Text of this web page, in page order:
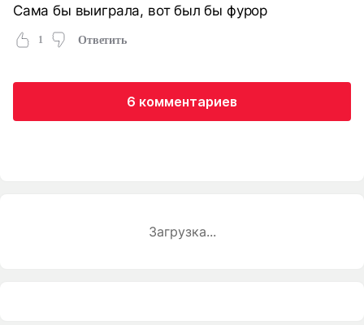
Сама бы выиграла, вот был бы фурор
1 Ответить
6 комментариев
Загрузка...